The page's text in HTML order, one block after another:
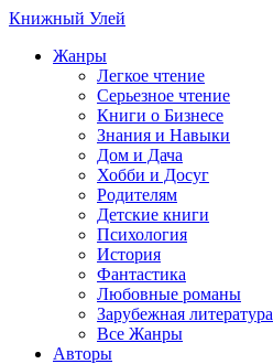
Книжный Улей
Жанры
Легкое чтение
Серьезное чтение
Книги о Бизнесе
Знания и Навыки
Дом и Дача
Хобби и Досуг
Родителям
Детские книги
Психология
История
Фантастика
Любовные романы
Зарубежная литература
Все Жанры
Авторы